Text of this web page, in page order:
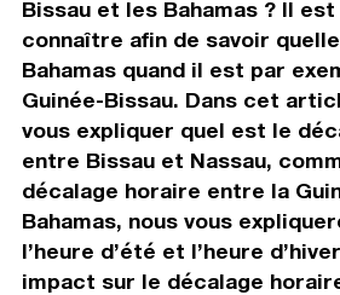
Bissau et les Bahamas ? Il
connaître afin de savoir
Bahamas quand il est par
Guinée-Bissau. Dans cet
vous expliquer quel est le
entre Bissau et Nassau,
décalage horaire entre la
Bahamas, nous vous
l’heure d’été et l’heure
impact sur le décalage